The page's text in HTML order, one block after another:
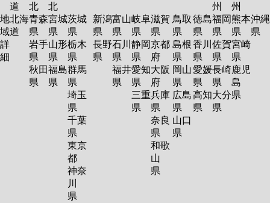
道
北
北
州
州
地
域
詳
細
北海
道
青森
県
岩手
県
秋田
県
宮城
県
山形
県
福島
県
茨城
県
栃木
県
群馬
県
埼玉
県
千葉
県
東京
都
神奈
川
県
新潟
県
長野
県
富山
県
石川
県
福井
県
岐阜
県
静岡
県
愛知
県
三重
県
滋賀
県
京都
府
大阪
府
兵庫
県
奈良
県
和歌
山
県
鳥取
県
島根
県
岡山
県
広島
県
山口
県
徳島
県
香川
県
愛媛
県
高知
県
福岡
県
佐賀
県
長崎
県
大分
県
熊本
県
宮崎
県
鹿児
島
県
沖縄
県